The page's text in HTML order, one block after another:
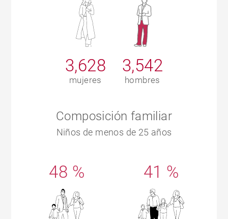
3,628
mujeres
3,542
hombres
Composición familiar
Niños de menos de 25 años
48 % 41 %